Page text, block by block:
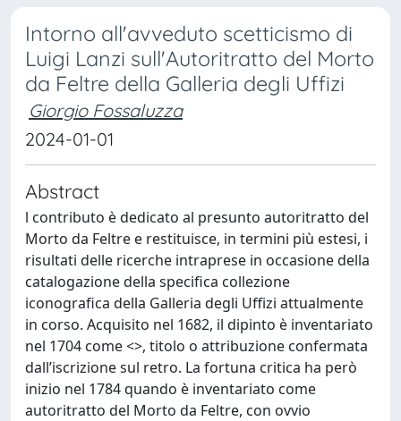
Intorno all'avveduto scetticismo di
Luigi Lanzi sull'Autoritratto del Morto
da Feltre della Galleria degli Uffizi
Giorgio Fossaluzza
2024-01-01
Abstract
l contributo è dedicato al presunto autoritratto del
Morto da Feltre e restituisce, in termini più estesi, i
risultati delle ricerche intraprese in occasione della
catalogazione della specifica collezione
iconografica della Galleria degli Uffizi attualmente
in corso. Acquisito nel 1682, il dipinto è inventariato
nel 1704 come <>, titolo o attribuzione confermata
dall’iscrizione sul retro. La fortuna critica ha però
inizio nel 1784 quando è inventariato come
autoritratto del Morto da Feltre, con ovvio